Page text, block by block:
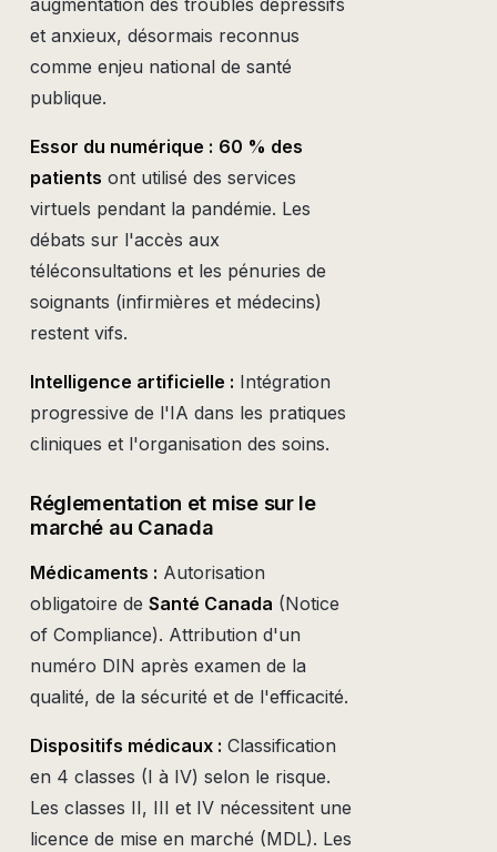
augmentation des troubles dépressifs
et anxieux, désormais reconnus
comme enjeu national de santé
publique.
Essor du numérique : 60 % des
patients ont utilisé des services
virtuels pendant la pandémie. Les
débats sur l'accès aux
téléconsultations et les pénuries de
soignants (infirmières et médecins)
restent vifs.
Intelligence artificielle : Intégration
progressive de l'IA dans les pratiques
cliniques et l'organisation des soins.
Réglementation et mise sur le
marché au Canada
Médicaments : Autorisation
obligatoire de Santé Canada (Notice
of Compliance). Attribution d'un
numéro DIN après examen de la
qualité, de la sécurité et de l'efficacité.
Dispositifs médicaux : Classification
en 4 classes (I à IV) selon le risque.
Les classes II, III et IV nécessitent une
licence de mise en marché (MDL). Les